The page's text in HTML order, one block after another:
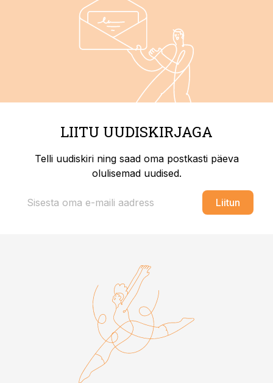
LIITU UUDISKIRJAGA
Telli uudiskiri ning saad oma postkasti päeva
olulisemad uudised.
Liitun